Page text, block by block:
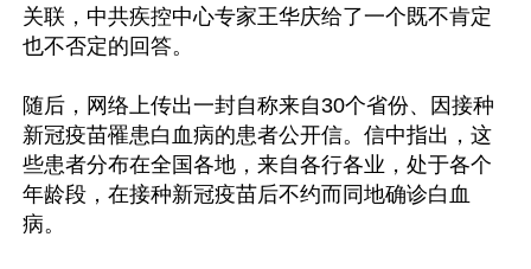
关联，中共疾控中心专家王华庆给了一个既不肯定
也不否定的回答。
随后，网络上传出一封自称来自30个省份、因接种
新冠疫苗罹患白血病的患者公开信。信中指出，这
些患者分布在全国各地，来自各行各业，处于各个
年龄段，在接种新冠疫苗后不约而同地确诊白血
病。